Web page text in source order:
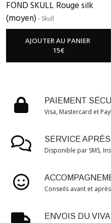
FOND SKULL Rouge silk
(moyen) - Skull
AJOUTER AU PANIER
15€
PAIEMENT
Visa, Mastercard et
SERVICE
Disponible par SMS,
Conseils avant et
ENVOIS DU